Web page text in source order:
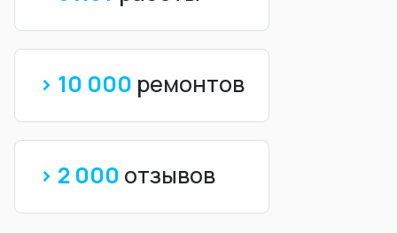
> 10 000 ремонтов
> 2 000 отзывов